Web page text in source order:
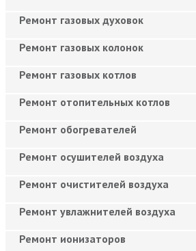
Ремонт газовых духовок
Ремонт газовых колонок
Ремонт газовых котлов
Ремонт отопительных котлов
Ремонт обогревателей
Ремонт осушителей воздуха
Ремонт очистителей воздуха
Ремонт увлажнителей воздуха
Ремонт ионизаторов